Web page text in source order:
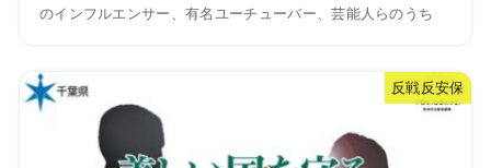
のインフルエンサー、有名ユーチューバー、芸能人らのうち
反戦反安保